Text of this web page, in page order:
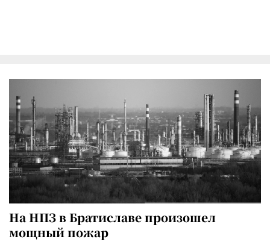
На НПЗ в Братиславе произошел
мощный пожар